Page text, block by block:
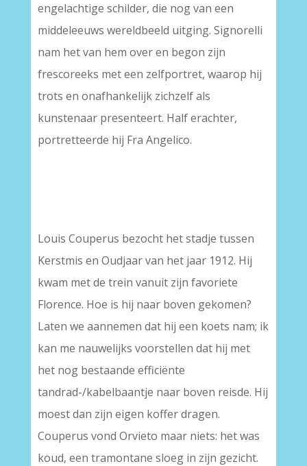
engelachtige schilder, die nog van een
middeleeuws wereldbeeld uitging. Signorelli
nam het van hem over en begon zijn
frescoreeks met een zelfportret, waarop hij
trots en onafhankelijk zichzelf als
kunstenaar presenteert. Half erachter,
portretteerde hij Fra Angelico.
Louis Couperus bezocht het stadje tussen
Kerstmis en Oudjaar van het jaar 1912. Hij
kwam met de trein vanuit zijn favoriete
Florence. Hoe is hij naar boven gekomen?
Laten we aannemen dat hij een koets nam; ik
kan me nauwelijks voorstellen dat hij met
het nog bestaande efficiënte
tandrad-/kabelbaantje naar boven reisde. Hij
moest dan zijn eigen koffer dragen.
Couperus vond Orvieto maar niets: het was
koud, een tramontane sloeg in zijn gezicht.